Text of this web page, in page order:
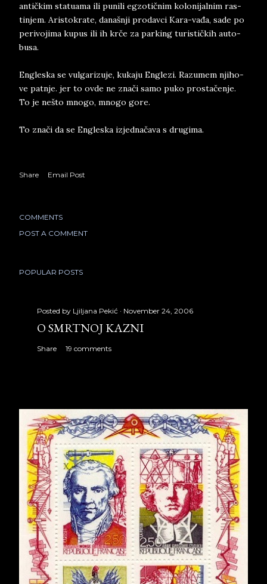
antičkim sta­tu­a­ma ili pu­ni­li eg­zo­tičnim ko­lo­ni­jal­nim ras­
tin­jem. Ari­sto­kra­te, da­na­šnji pro­dav­ci Kara-vađa, sade po
pe­ri­vo­ji­ma ku­pus ili ih krče za par­king tu­rističkih au­to­
bu­sa.
En­gle­ska ­se ­vul­ga­ri­zu­je, ku­ka­ju En­gle­zi. Raz­u­mem nji­ho­
ve pat­nje. jer to ovde ne znači samo puko pro­stačenje.
To je nešto mno­go, mno­go gore.
To znači da se En­gle­ska iz­jed­načava s dru­gi­ma.
Share Email Post
COMMENTS
POST A COMMENT
POPULAR POSTS
Posted by Ljiljana Pekić November 24, 2006
O SMRTNOJ KAZNI
Share 19 comments